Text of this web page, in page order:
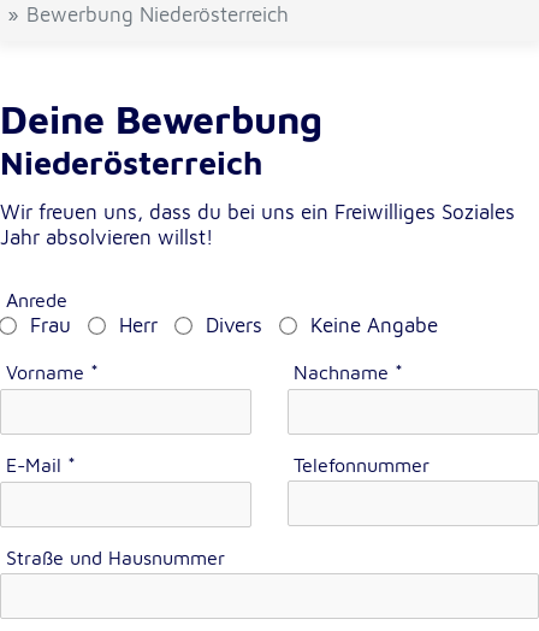
Bewerbung Niederösterreich
Deine Bewerbung
Niederösterreich
Wir freuen uns, dass du bei uns ein Freiwilliges Soziales
Jahr absolvieren willst!
Anrede
Frau Herr Divers Keine Angabe
Vorname * Nachname *
E-Mail * Telefonnummer
Straße und Hausnummer
Zweck:
Cookie Laufzeit:
1 Jahr
Einverständnis-Cookie
Dieser Cookie speichert die ausgewählten
Einverständnis-Optionen des Benutzers
Cookie Laufzeit:
Statistik
Diese Informationen helfen uns zu verstehen, wie